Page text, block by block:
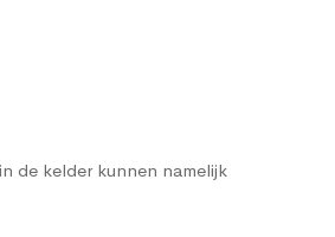
de kelder kunnen namelijk